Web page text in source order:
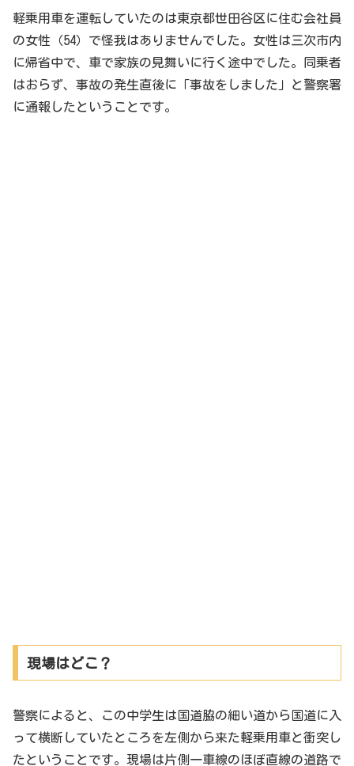
軽乗用車を運転していたのは東京都世田谷区に住む会社員
の女性（54）で怪我はありませんでした。女性は三次市内
に帰省中で、車で家族の見舞いに行く途中でした。同乗者
はおらず、事故の発生直後に「事故をしました」と警察署
に通報したということです。
現場はどこ？
警察によると、この中学生は国道脇の細い道から国道に入
って横断していたところを左側から来た軽乗用車と衝突し
たということです。現場は片側一車線のほぼ直線の道路で